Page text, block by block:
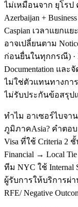
ไม่เหมือนจาก ยุโรป
Azerbaijan +
Caspian เวลาแยกแ
อาจเปลี่ยนตาม
ก่อนยื่นในทุกกรณี) ·
Documentation และ
ไม่ใช่ตัวแทนทางกา
ไม่รับประกันข้อสรุป
ทำไม อาเซอร์ไบจา
ภูมิภาคAsia? คำตอบ
Visa ที่ใช้ Criteria 2
Financial → Local
ทีม NYC ใช้ Internal
ผู้รับการให้บริการผ่า
RFE/ Negative